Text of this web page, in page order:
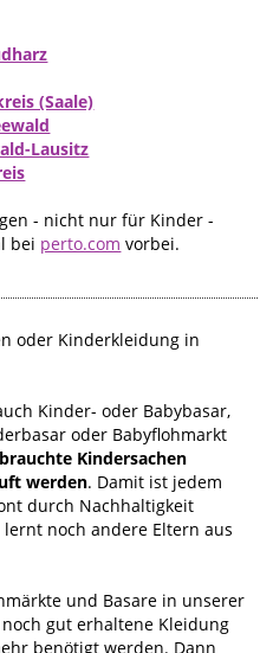
(Saale)
Lausitz
- nicht nur für Kinder -
bei perto.com vorbei.
oder Kinderkleidung in
Kinder- oder Babybasar,
oder Babyflohmarkt
Kindersachen
werden. Damit ist jedem
durch Nachhaltigkeit
noch andere Eltern aus
und Basare in unserer
gut erhaltene Kleidung
benötigt werden. Dann